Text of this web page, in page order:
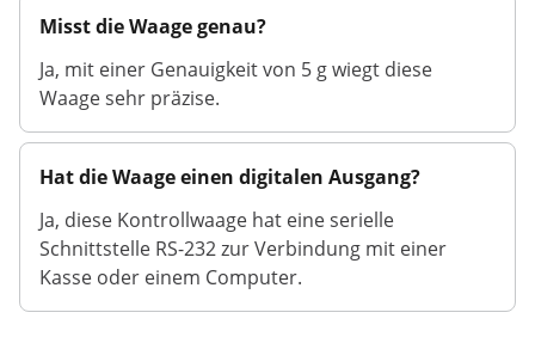
Misst die Waage genau?
Ja, mit einer Genauigkeit von 5 g wiegt diese
Waage sehr präzise.
Hat die Waage einen digitalen Ausgang?
Ja, diese Kontrollwaage hat eine serielle
Schnittstelle RS-232 zur Verbindung mit einer
Kasse oder einem Computer.